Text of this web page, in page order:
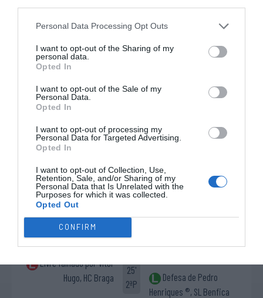
Personal Data Processing Opt Outs
I want to opt-out of the Sharing of my
personal data.
Opted In
I want to opt-out of the Sale of my
Personal Data.
Opted In
I want to opt-out of processing my
Personal Data for Targeted Advertising.
Opted In
I want to opt-out of Collection, Use,
Retention, Sale, and/or Sharing of my
Personal Data that Is Unrelated with the
Purposes for which it was collected.
Opted Out
CONFIRM
para Gonçalo Meira, HC
Braga
1'
Timeout pedido por
2ªP
2ªP
"Pablito" Álvarez, SL
Benfica
15'
2ªP
SL Benfica
25'
2ªP
Livre falhado por Vítor
Hugo, HC Braga
25'
2ªP
Defesa de Pedro
Henriques ®, SL Benfica